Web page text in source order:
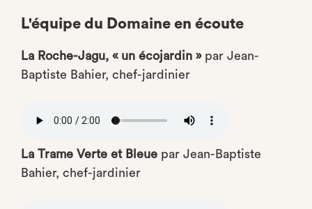
L'équipe du Domaine en écoute
La Roche-Jagu, « un écojardin »par Jean-
Baptiste Bahier, chef-jardinier
La Trame Verte et Bleue par Jean-Baptiste
Bahier, chef-jardinier